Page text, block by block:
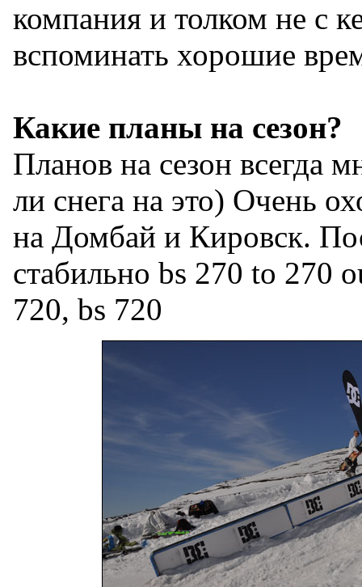
компания и толком не с
вспоминать хорошие
Какие планы на сезон?
Планов на сезон всегда
ли снега на это) Очень
на Домбай и Кировск.
стабильно bs 270 to 270
720, bs 720